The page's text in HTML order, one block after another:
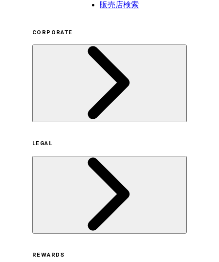
販売店検索
CORPORATE
サステナビリティの取り組み（日本）
サステナビリティの取り組み（米国/英語）
ヒストリー
採用情報
LEGAL
REWARDS